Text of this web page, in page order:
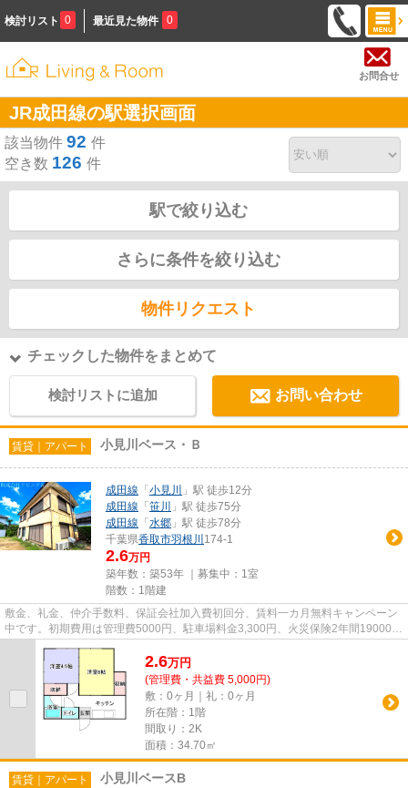
検討リスト 0 最近見た物件 0
お問合せ
JR成田線の駅選択画面
該当物件 92 件
空き数 126 件
駅で絞り込む
さらに条件を絞り込む
物件リクエスト
チェックした物件をまとめて
検討リストに追加 お問い合わせ
賃貸｜アパート 小見川ベース・Ｂ
成田線 「 小見川
」駅 徒歩12分
成田線 「 笹川
」駅 徒歩75分
成田線 「 水郷 」駅 徒歩78分
千葉県香取市羽根川 174-1
2.6万円
築年数：築53年 ｜募集中： 1室
階数：1階建
敷金、礼金、仲介手数料、保証会社加入費初回分、賃料一カ月無料キャンペーン
中です。初期費用は管理費5000円、駐車場料金3,300円、火災保険2年間19000円
2.6万円
(管理費・共益費 5,000円)
敷：0ヶ月｜礼：0ヶ月
所在階：1階
間取り：2K
面積：34.70㎡
賃貸｜アパート 小見川ベースB